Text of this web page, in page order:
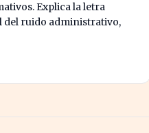
Explica la letra
del ruido administrativo,